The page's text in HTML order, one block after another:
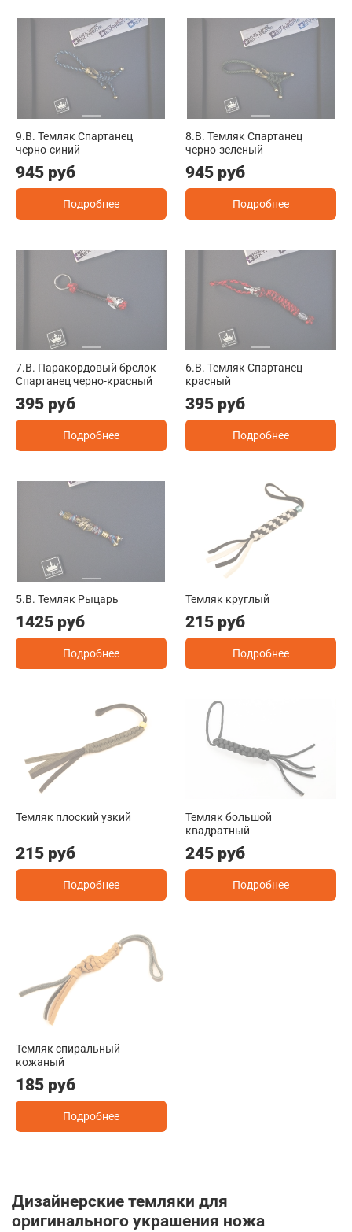
9.B. Темляк Спартанец
черно-синий
945 руб
Подробнее
8.B. Темляк Спартанец
черно-зеленый
945 руб
Подробнее
7.B. Паракордовый брелок
Спартанец черно-красный
395 руб
Подробнее
6.B. Темляк Спартанец
красный
395 руб
Подробнее
5.B. Темляк Рыцарь
1425 руб
Подробнее
Темляк круглый
215 руб
Подробнее
Темляк плоский узкий
215 руб
Подробнее
Темляк большой
квадратный
245 руб
Подробнее
Темляк спиральный
кожаный
185 руб
Подробнее
Дизайнерские темляки для
оригинального украшения ножа